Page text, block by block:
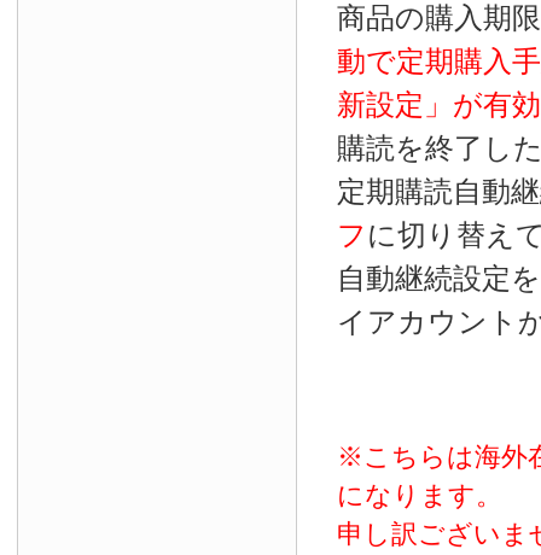
商品の購入期
動で定期購入
新設定」が有効
購読を終了し
定期購読自動
フ に切り替え
自動継続設定
イアカウント
※こちらは海外
になります。
申し訳ございま